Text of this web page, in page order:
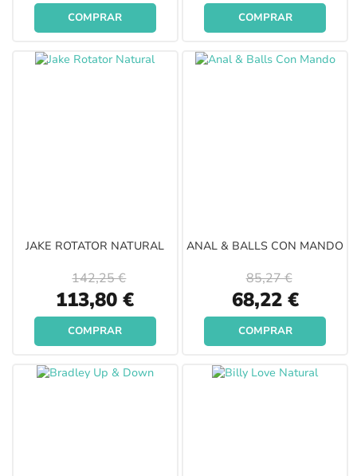
COMPRAR COMPRAR
JAKE ROTATOR NATURAL
Special
Price
113,80 €
142,25 €
COMPRAR
ANAL & BALLS CON MANDO
Special
Price
68,22 €
85,27 €
COMPRAR